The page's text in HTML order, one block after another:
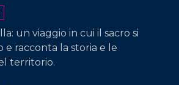
un viaggio in cui il sacro si
e racconta la storia e le
territorio.